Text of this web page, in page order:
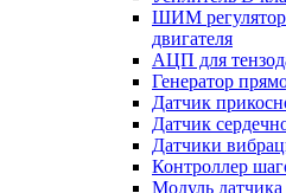
ШИМ регулятор
двигателя
АЦП для
Генератор
Датчик
Датчик
Датчики
Контроллер
Модуль датчика